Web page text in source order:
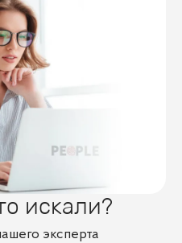
искали?
эксперта